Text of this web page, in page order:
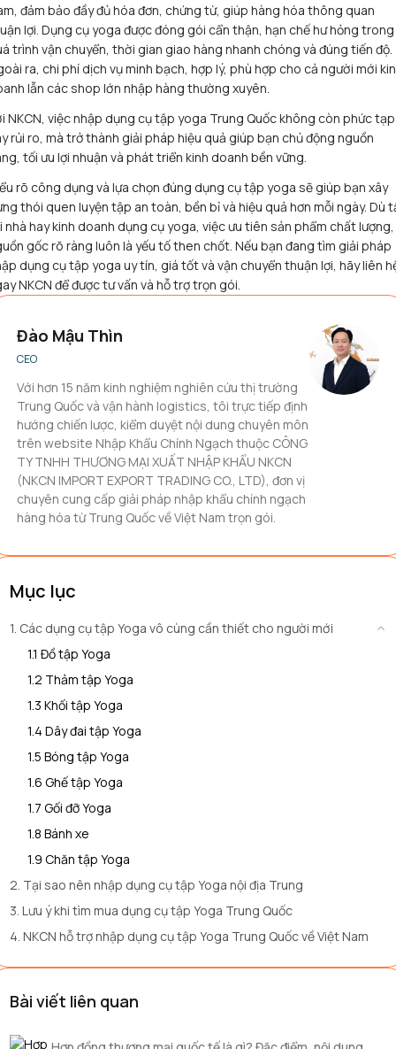
đảm bảo đầy đủ hóa đơn, chứng từ, giúp hàng hóa thông quan
lợi. Dụng cụ yoga được đóng gói cẩn thận, hạn chế hư hỏng trong
trình vận chuyển, thời gian giao hàng nhanh chóng và đúng tiến độ.
ra, chi phí dịch vụ minh bạch, hợp lý, phù hợp cho cả người mới
lẫn các shop lớn nhập hàng thường xuyên.
NKCN, việc nhập dụng cụ tập yoga Trung Quốc không còn phức tạp
rủi ro, mà trở thành giải pháp hiệu quả giúp bạn chủ động nguồn
tối ưu lợi nhuận và phát triển kinh doanh bền vững.
rõ công dụng và lựa chọn đúng dụng cụ tập yoga sẽ giúp bạn xây
thói quen luyện tập an toàn, bền bỉ và hiệu quả hơn mỗi ngày. Dù
nhà hay kinh doanh dụng cụ yoga, việc ưu tiên sản phẩm chất lượng,
gốc rõ ràng luôn là yếu tố then chốt. Nếu bạn đang tìm giải pháp
dụng cụ tập yoga uy tín, giá tốt và vận chuyển thuận lợi, hãy liên
NKCN để được tư vấn và hỗ trợ trọn gói.
Đào Mậu Thìn
CEO
Với hơn 15 năm kinh nghiệm nghiên cứu thị trường
Trung Quốc và vận hành logistics, tôi trực tiếp định
hướng chiến lược, kiểm duyệt nội dung chuyên môn
trên website Nhập Khẩu Chính Ngạch thuộc CÔNG
TY TNHH THƯƠNG MẠI XUẤT NHẬP KHẨU NKCN
(NKCN IMPORT EXPORT TRADING CO., LTD), đơn vị
chuyên cung cấp giải pháp nhập khẩu chính ngạch
hàng hóa từ Trung Quốc về Việt Nam trọn gói.
Mục lục
1. Các dụng cụ tập Yoga vô cùng cần thiết cho người mới
1.1 Đồ tập Yoga
1.2 Thảm tập Yoga
1.3 Khối tập Yoga
1.4 Dây đai tập Yoga
1.5 Bóng tập Yoga
1.6 Ghế tập Yoga
1.7 Gối đỡ Yoga
1.8 Bánh xe
1.9 Chăn tập Yoga
2. Tại sao nên nhập dụng cụ tập Yoga nội địa Trung
3. Lưu ý khi tìm mua dụng cụ tập Yoga Trung Quốc
4. NKCN hỗ trợ nhập dụng cụ tập Yoga Trung Quốc về Việt Nam
Bài viết liên quan